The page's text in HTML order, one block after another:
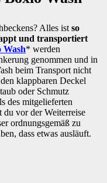
Alles ist so
und transportiert
Wash* werden
genommen und in
beim Transport nicht
klappbaren Deckel
oder Schmutz
des mitgelieferten
du vor der Weiterreise
ordnungsgemäß zu
dass etwas ausläuft.